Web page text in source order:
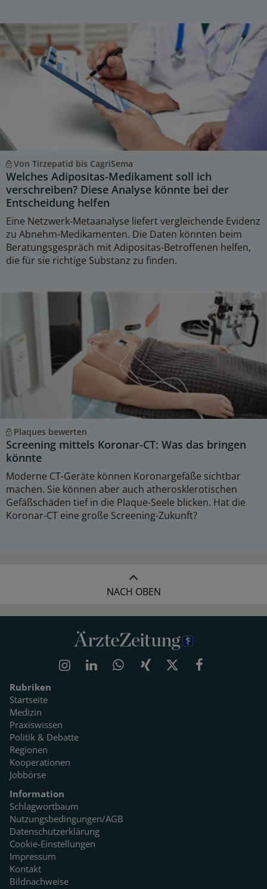
Von Tirzepatid bis CagriSema
Welches Adipositas-Medikament soll ich
verschreiben? Diese Analyse könnte bei der
Entscheidung helfen
Eine Netzwerk-Metaanalyse liefert vergleichende Evidenz
zu Abnehm-Medikamenten. Die Daten könnten beim
Beratungsgespräch mit Adipositas-Betroffenen helfen,
die für sie richtige Substanz zu finden.
Plaques bewerten
Screening mittels Koronar-CT: Was das bringen
könnte
Moderne CT-Geräte können Koronargefäße sichtbar
machen. Sie können aber auch atherosklerotischen
Gefäßschäden tief in die Plaque-Seele blicken. Hat die
Koronar-CT eine große Screening-Zukunft?
NACH OBEN
Rubriken
Startseite
Medizin
Praxiswissen
Politik & Debatte
Regionen
Kooperationen
Jobbörse
Information
Schlagwortbaum
Nutzungsbedingungen/AGB
Datenschutzerklärung
Cookie-Einstellungen
Impressum
Kontakt
Bildnachweise